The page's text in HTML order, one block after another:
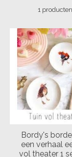
1 producten
Bordy's
een verhaal
vol theater 1